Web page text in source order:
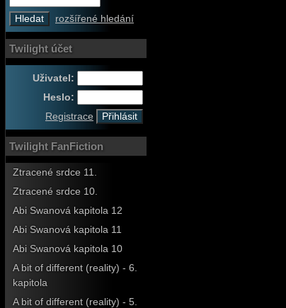
rozšířené hledání
Twilight účet
Uživatel:
Heslo:
Registrace
Twilight FanFiction
Ztracené srdce 11.
Ztracené srdce 10.
Abi Swanová kapitola 12
Abi Swanová kapitola 11
Abi Swanová kapitola 10
A bit of different (reality) - 6.
kapitola
A bit of different (reality) - 5.